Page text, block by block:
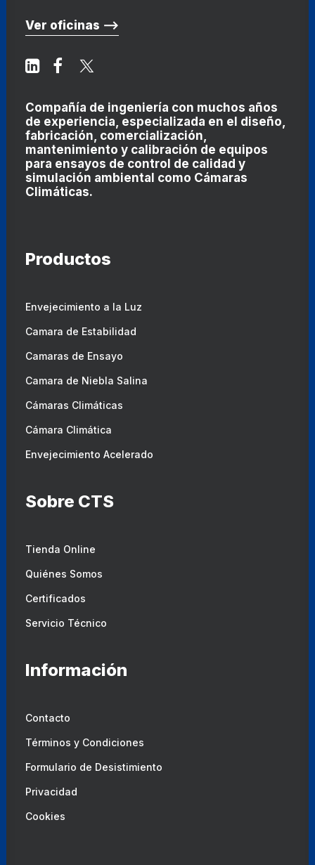
Ver oficinas ⟶
Compañía de ingeniería con muchos años
de experiencia, especializada en el diseño,
fabricación, comercialización,
mantenimiento y calibración de equipos
para ensayos de control de calidad y
simulación ambiental como Cámaras
Climáticas.
Productos
Envejecimiento a la Luz
Camara de Estabilidad
Camaras de Ensayo
Camara de Niebla Salina
Cámaras Climáticas
Cámara Climática
Envejecimiento Acelerado
Sobre CTS
Tienda Online
Quiénes Somos
Certificados
Servicio Técnico
Información
Contacto
Términos y Condiciones
Formulario de Desistimiento
Privacidad
Cookies